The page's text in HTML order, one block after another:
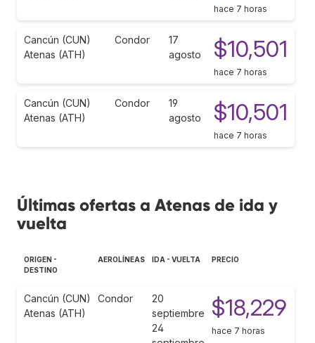
hace 7 horas
Cancún (CUN)
Atenas (ATH)
Condor
17
agosto
$10,501
hace 7 horas
Cancún (CUN)
Atenas (ATH)
Condor
19
agosto
$10,501
hace 7 horas
Últimas ofertas a Atenas de ida y
vuelta
ORIGEN -
DESTINO
AEROLÍNEAS IDA - VUELTA PRECIO
Cancún (CUN)
Atenas (ATH)
Condor
20
septiembre
24
$18,229
hace 7 horas